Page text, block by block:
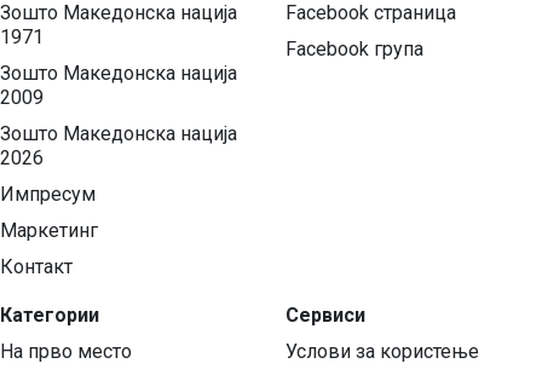
Зошто Македонска нација
1971
Зошто Македонска нација
2009
Зошто Македонска нација
2026
Импресум
Маркетинг
Контакт
Категории
На прво место
Facebook страница
Facebook група
Сервиси
Услови за користење